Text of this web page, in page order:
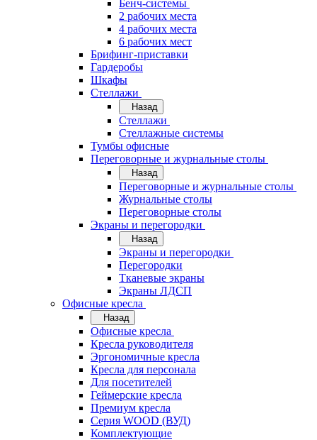
Бенч-системы
2 рабочих места
4 рабочих места
6 рабочих мест
Брифинг-приставки
Гардеробы
Шкафы
Стеллажи
Назад
Стеллажи
Стеллажные системы
Тумбы офисные
Переговорные и журнальные столы
Назад
Переговорные и журнальные столы
Журнальные столы
Переговорные столы
Экраны и перегородки
Назад
Экраны и перегородки
Перегородки
Тканевые экраны
Экраны ЛДСП
Офисные кресла
Назад
Офисные кресла
Кресла руководителя
Эргономичные кресла
Кресла для персонала
Для посетителей
Геймерские кресла
Премиум кресла
Серия WOOD (ВУД)
Комплектующие